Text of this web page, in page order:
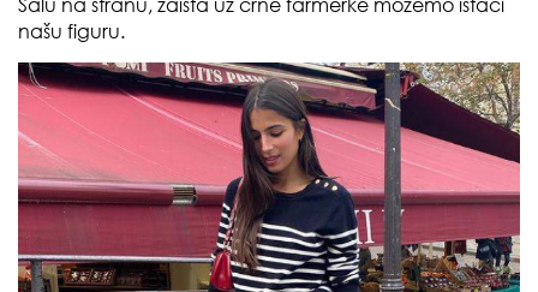
Šalu na stranu, zaista uz crne farmerke možemo istaći
našu figuru.